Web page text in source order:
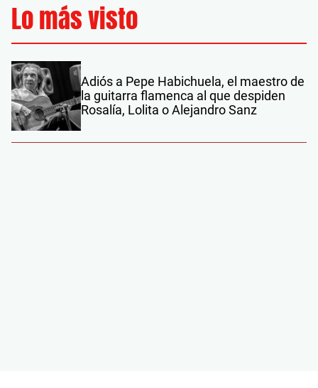
Lo más visto
Adiós a Pepe Habichuela, el maestro de
la guitarra flamenca al que despiden
Rosalía, Lolita o Alejandro Sanz